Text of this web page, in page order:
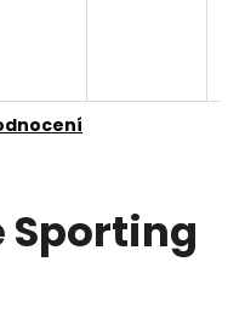
Sporting